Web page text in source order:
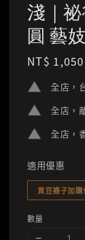
淺｜
圓 藝
Regular
NT$ 1,050
全店，
全店，
全店，
適用優惠
買豆襪子加購
數量